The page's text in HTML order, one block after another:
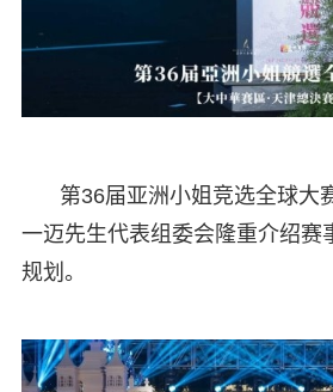
第36届亚洲小姐竞选全球大
一迈先生代表组委会隆重介绍赛
规划。